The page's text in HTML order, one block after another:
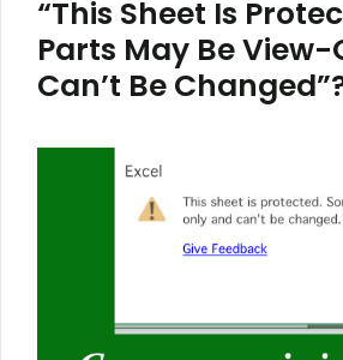
“This Sheet Is
Parts May Be
Can’t Be